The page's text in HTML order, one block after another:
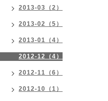
2013-03（2）
2013-02（5）
2013-01（4）
2012-12（4）
2012-11（6）
2012-10（1）